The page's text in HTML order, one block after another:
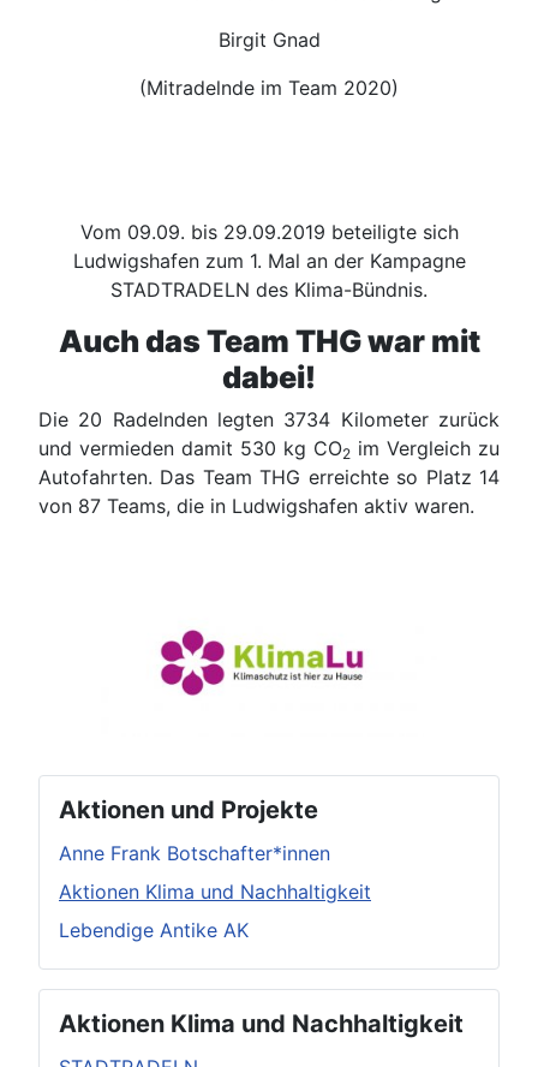
Birgit Gnad
(Mitradelnde im Team 2020)
Vom 09.09. bis 29.09.2019 beteiligte sich
Ludwigshafen zum 1. Mal an der Kampagne
STADTRADELN des Klima-Bündnis.
Auch das Team THG war mit
dabei!
Die 20 Radelnden legten 3734 Kilometer zurück
und vermieden damit 530 kg CO2 im Vergleich zu
Autofahrten. Das Team THG erreichte so Platz 14
von 87 Teams, die in Ludwigshafen aktiv waren.
Aktionen und Projekte
Anne Frank Botschafter*innen
Aktionen Klima und Nachhaltigkeit
Lebendige Antike AK
Aktionen Klima und Nachhaltigkeit